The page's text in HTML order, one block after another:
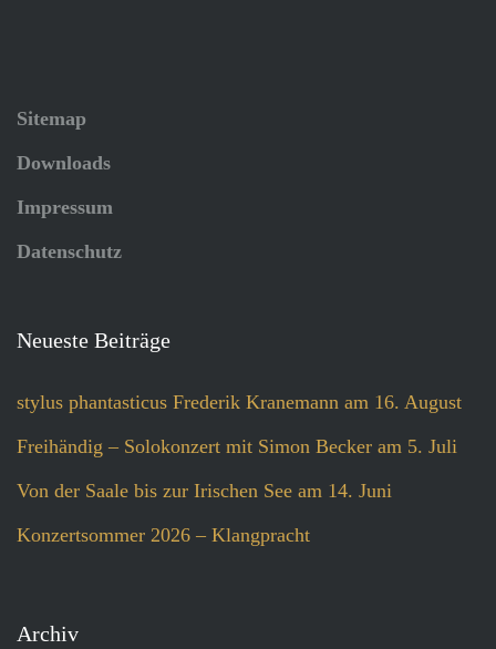
Sitemap
Downloads
Impressum
Datenschutz
Neueste Beiträge
stylus phantasticus Frederik Kranemann am 16. August
Freihändig – Solokonzert mit Simon Becker am 5. Juli
Von der Saale bis zur Irischen See am 14. Juni
Konzertsommer 2026 – Klangpracht
Archiv